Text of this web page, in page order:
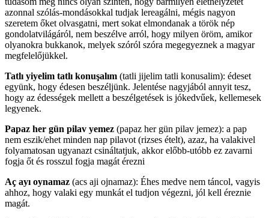
azonnal szólás-mondásokkal tudjak lereagálni, mégis nagyon
szeretem őket olvasgatni, mert sokat elmondanak a török nép
gondolatvilágáról, nem beszélve arról, hogy milyen öröm, amikor
olyanokra bukkanok, melyek szóról szóra megegyeznek a magyar
megfelelőjükkel.
Tatlı yiyelim tatlı konuşalım (tatli jijelim tatli konusalim): édeset
együnk, hogy édesen beszéljünk. Jelentése nagyjából annyit tesz,
hogy az édességek mellett a beszélgetések is jókedvűek, kellemesek
legyenek.
Papaz her gün pilav yemez (papaz her gün pilav jemez): a pap
nem eszik/ehet minden nap pilavot (rizses ételt), azaz, ha valakivel
folyamatosan ugyanazt csináltatjuk, akkor előbb-utóbb ez zavarni
fogja őt és rosszul fogja magát érezni
Aç ayı oynamaz (acs aji ojnamaz): Éhes medve nem táncol, vagyis
ahhoz, hogy valaki egy munkát el tudjon végezni, jól kell éreznie
magát.